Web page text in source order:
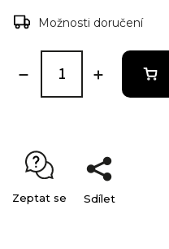
Možnosti doručení
Zeptat se Sdílet